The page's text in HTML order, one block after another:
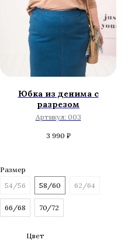
Юбка из денима с
разрезом
Артикул: 003
3 990 ₽
Размер
54/56
58/60 62/64
66/68 70/72
Цвет